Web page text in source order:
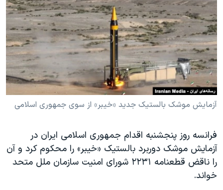
فرهنگ و زندگی
حقوق شهروندی
اقتصادی
علم و فناوری
اسرائیل در جنگ
مستندها
انتخابات ریاست جمهوری آمریکا ۲۰۲۴
حمله جمهوری اسلامی به اسرائیل
رمز مهسا
ورزش زنان در ایران
تریبونال مردمی آبان ۹۸
دادگاه حمید نوری
چهل سال گروگان‌گیری
دنبال کنید
زبانهای مختلف
آزمایش موشک بالستیک جدید «خیبر» از سوی جمهوری اسلامی
فرانسه روز پنجشنبه اقدام جمهوری اسلامی ایران در
آزمایش موشک دوربرد بالستیک «خیبر» را محکوم کرد و آن
را ناقض قطعنامه ٢٢٣١ شورای امنیت سازمان ملل متحد
خواند.